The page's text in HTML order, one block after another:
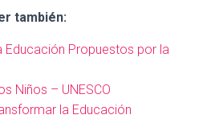
también:
Educación Propuestos por la
Niños – UNESCO
la Educación